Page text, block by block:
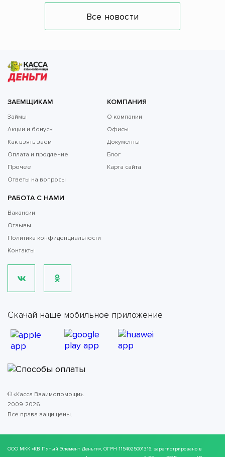
Все новости
ЗАЕМЩИКАМ
Займы
Акции и бонусы
Как взять заём
Оплата и продление
Прочее
Ответы на вопросы
КОМПАНИЯ
О компании
Офисы
Документы
Блог
Карта сайта
РАБОТА С НАМИ
Вакансии
Отзывы
Политика конфиденциальности
Контакты
Скачай наше мобильное приложение
© «Касса Взаимопомощи».
2009-2026.
Все права защищены.
ООО МКК «КВ Пятый Элемент Деньги», ОГРН 1154025001316, зарегистрировано в